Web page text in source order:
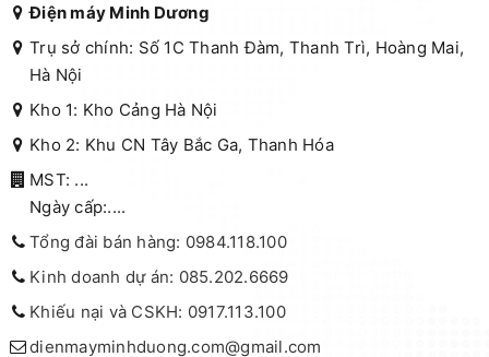
Điện máy Minh Dương
Trụ sở chính: Số 1C Thanh Đàm, Thanh Trì, Hoàng Mai,
Hà Nội
Kho 1: Kho Cảng Hà Nội
Kho 2: Khu CN Tây Bắc Ga, Thanh Hóa
MST: ...
Ngày cấp:....
Tổng đài bán hàng: 0984.118.100
Kinh doanh dự án: 085.202.6669
Khiếu nại và CSKH: 0917.113.100
dienmayminhduong.com@gmail.com